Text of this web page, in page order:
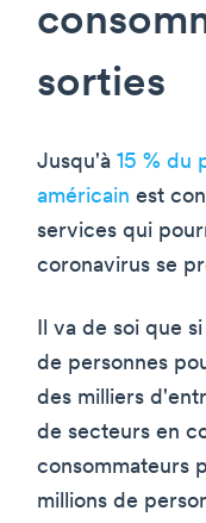
sorties
Jusqu'à 15 % du
américain est
services qui
coronavirus se
Il va de soi que
de personnes
des milliers
de secteurs en
consommateurs
millions de